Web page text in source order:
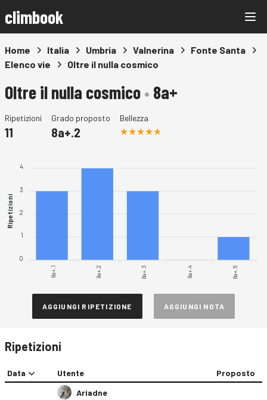
climbook
Home Italia Umbria Valnerina
Fonte Santa
Elenco vie
Oltre il nulla cosmico
Oltre il nulla cosmico• 8a+
Ripetizioni
11
Grado proposto
8a+.2
Bellezza
4
3
2
1
0
Ripetizioni
8a+.1 8a+.2 8a+.3 8a+.4 8a+.5
AGGIUNGI RIPETIZIONE AGGIUNGI NOTA
Ripetizioni
Data Utente Proposto
Ariadne